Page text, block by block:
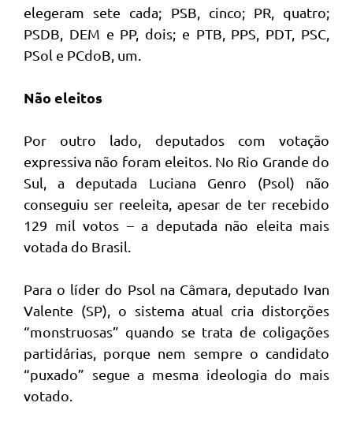
elegeram sete cada; PSB, cinco; PR, quatro;
PSDB, DEM e PP, dois; e PTB, PPS, PDT, PSC,
PSol e PCdoB, um.
Não eleitos
Por outro lado, deputados com votação
expressiva não foram eleitos. No Rio Grande do
Sul, a deputada Luciana Genro (Psol) não
conseguiu ser reeleita, apesar de ter recebido
129 mil votos – a deputada não eleita mais
votada do Brasil.
Para o líder do Psol na Câmara, deputado Ivan
Valente (SP), o sistema atual cria distorções
“monstruosas” quando se trata de coligações
partidárias, porque nem sempre o candidato
“puxado” segue a mesma ideologia do mais
votado.